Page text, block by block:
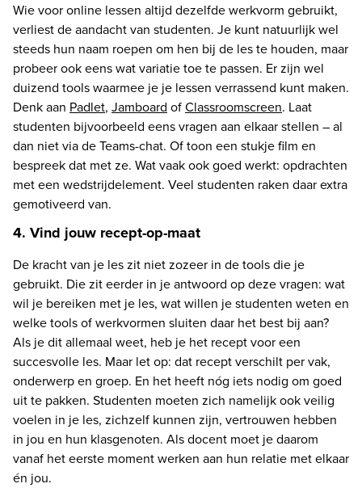
Wie voor online lessen altijd dezelfde werkvorm gebruikt,
verliest de aandacht van studenten. Je kunt natuurlijk wel
steeds hun naam roepen om hen bij de les te houden, maar
probeer ook eens wat variatie toe te passen. Er zijn wel
duizend tools waarmee je je lessen verrassend kunt maken.
Denk aan Padlet, Jamboard of Classroomscreen. Laat
studenten bijvoorbeeld eens vragen aan elkaar stellen – al
dan niet via de Teams-chat. Of toon een stukje film en
bespreek dat met ze. Wat vaak ook goed werkt: opdrachten
met een wedstrijdelement. Veel studenten raken daar extra
gemotiveerd van.
4. Vind jouw recept-op-maat
De kracht van je les zit niet zozeer in de tools die je
gebruikt. Die zit eerder in je antwoord op deze vragen: wat
wil je bereiken met je les, wat willen je studenten weten en
welke tools of werkvormen sluiten daar het best bij aan?
Als je dit allemaal weet, heb je het recept voor een
succesvolle les. Maar let op: dat recept verschilt per vak,
onderwerp en groep. En het heeft nóg iets nodig om goed
uit te pakken. Studenten moeten zich namelijk ook veilig
voelen in je les, zichzelf kunnen zijn, vertrouwen hebben
in jou en hun klasgenoten. Als docent moet je daarom
vanaf het eerste moment werken aan hun relatie met elkaar
én jou.